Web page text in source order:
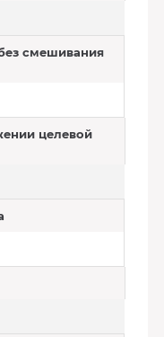
смешивания
целевой